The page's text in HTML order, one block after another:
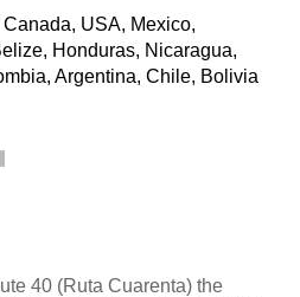
USA, Mexico,
Honduras, Nicaragua,
Argentina, Chile, Bolivia
40 (Ruta Cuarenta) the